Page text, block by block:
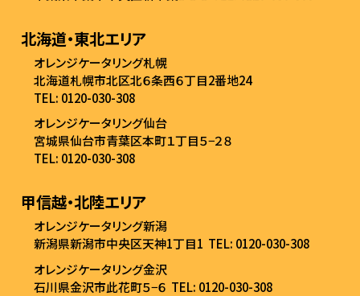
北海道・東北エリア
オレンジケータリング札幌
北海道札幌市北区北６条西６丁目2番地24
TEL: 0120-030-308
オレンジケータリング仙台
宮城県仙台市青葉区本町１丁目５−２８
TEL: 0120-030-308
甲信越・北陸エリア
オレンジケータリング新潟
新潟県新潟市中央区天神1丁目1 TEL: 0120-030-308
オレンジケータリング金沢
石川県金沢市此花町５−６ TEL: 0120-030-308